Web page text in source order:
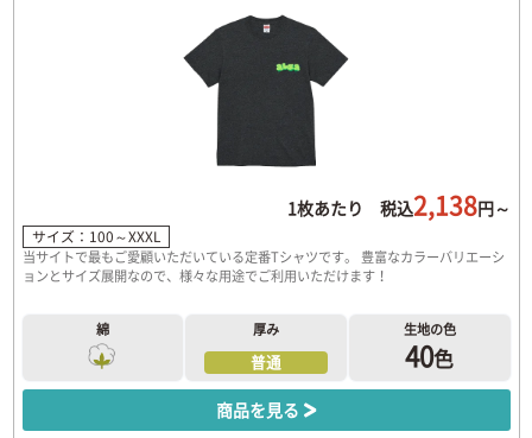
1枚あたり 税込2,138円～
サイズ：100～XXXL
当サイトで最もご愛顧いただいている定番Tシャツです。 豊富なカラーバリエーシ
ョンとサイズ展開なので、様々な用途でご利用いただけます！
綿 厚み
普通
生地の色
40色
商品を見る